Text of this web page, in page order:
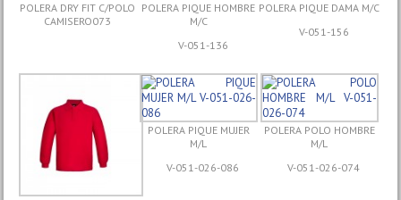
POLERA DRY FIT C/POLO
CAMISERO073
POLERA PIQUE HOMBRE
M/C
V-051-136
POLERA PIQUE DAMA M/C
V-051-156
POLERA PIQUE MUJER
M/L
V-051-026-086
POLERA POLO HOMBRE
M/L
V-051-026-074